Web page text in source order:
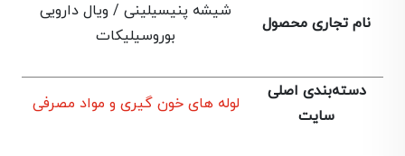
نام تجاری محصول
شیشه پنیسیلینی / ویال دارویی
بوروسیلیکات
دسته‌بندی اصلی
سایت
لوله های خون گیری و مواد مصرفی